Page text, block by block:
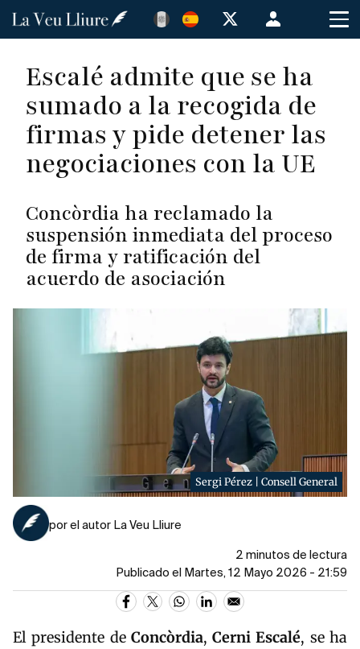
Pasar
principal
Menú
de
cuenta
de
usuario
Escalé admite que se ha
sumado a la recogida de
firmas y pide detener las
negociaciones con la UE
Concòrdia ha reclamado la
suspensión inmediata del proceso
de firma y ratificación del
acuerdo de asociación
Sergi Pérez | Consell General
por el autor La Veu Lliure
2 minutos de lectura
Publicado el Martes, 12 Mayo 2026 - 21:59
El presidente de Concòrdia,Cerni Escalé, se ha